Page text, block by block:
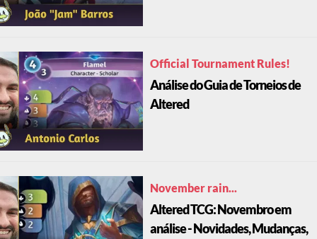
Official Tournament Rules!
Análise do Guia de Torneios de
Altered
November rain...
Altered TCG: Novembro em
análise - Novidades, Mudanças,